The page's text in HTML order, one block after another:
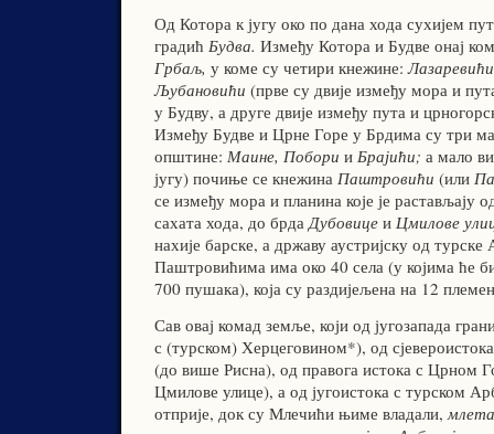
Од Котора к југу око по дана хода сухијем
градић Будва. Између Котора и Будве онај
Грбаљ, у коме су четири кнежине:
Љубановићи (прве су двије између мора и
у Будву, а друге двије између пута и
Између Будве и Црне Горе у Брдима су три
општине: Маине, Побори и Брајићи; а мало
југу) почиње се кнежина Паштровићи (или
се између мора и планина које је растављају
сахата хода, до брдаДубовице и Цмилове
нахије барске, а државу аустријску од
Паштровићима има око 40 села (у којима ће
700 пушака), која су раздијељена на 12
Сав овај комад земље, који од југозапада
с (турском) Херцеговином*), од
(до више Рисна), од правога истока с Црном
Цмилове улице), а од југоистока с турском
отприје, док су Млечићи њиме владали,